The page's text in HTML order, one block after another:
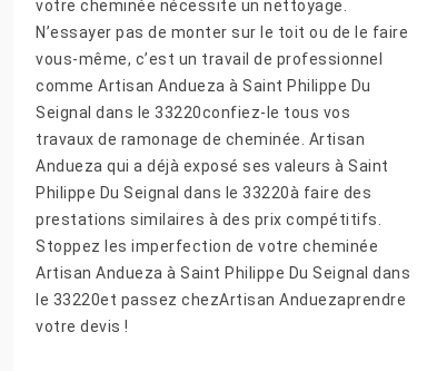
votre cheminée nécessite un nettoyage.
N’essayer pas de monter sur le toit ou de le faire
vous-même, c’est un travail de professionnel
comme Artisan Andueza à Saint Philippe Du
Seignal dans le 33220confiez-le tous vos
travaux de ramonage de cheminée. Artisan
Andueza qui a déjà exposé ses valeurs à Saint
Philippe Du Seignal dans le 33220à faire des
prestations similaires à des prix compétitifs.
Stoppez les imperfection de votre cheminée
Artisan Andueza à Saint Philippe Du Seignal dans
le 33220et passez chezArtisan Anduezaprendre
votre devis !